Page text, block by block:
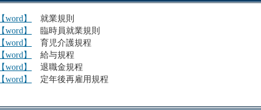
【word】
就業規則
【word】
臨時員就業規則
【word】
育児介護規程
【word】
給与規程
【word】
退職金規程
【word】
定年後再雇用規程